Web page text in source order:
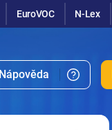
EuroVOC N-Lex
Nápověda